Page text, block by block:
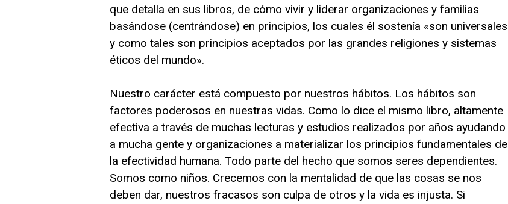
que detalla en sus libros, de cómo vivir y liderar organizaciones y familias
basándose (centrándose) en principios, los cuales él sostenía «son universales
y como tales son principios aceptados por las grandes religiones y sistemas
éticos del mundo».
Nuestro carácter está compuesto por nuestros hábitos. Los hábitos son
factores poderosos en nuestras vidas. Como lo dice el mismo libro, altamente
efectiva a través de muchas lecturas y estudios realizados por años ayudando
a mucha gente y organizaciones a materializar los principios fundamentales de
la efectividad humana. Todo parte del hecho que somos seres dependientes.
Somos como niños. Crecemos con la mentalidad de que las cosas se nos
deben dar, nuestros fracasos son culpa de otros y la vida es injusta. Si